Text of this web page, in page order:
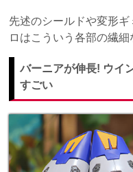
先述のシールドや変形
ロはこういう各部の繊細
バーニアが伸長! ウイ
すごい